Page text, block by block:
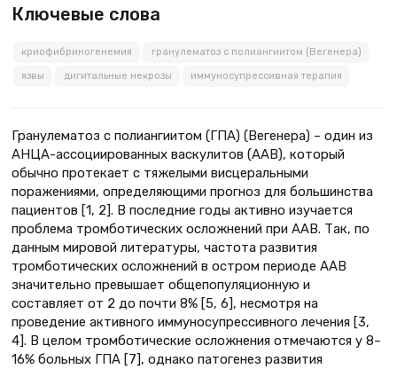
Ключевые слова
криофибриногенемия гранулематоз с полиангиитом (Вегенера)
язвы дигитальные некрозы иммуносупрессивная терапия
Гранулематоз с полиангиитом (ГПА) (Вегенера) – один из
АНЦА-ассоциированных васкулитов (ААВ), который
обычно протекает с тяжелыми висцеральными
поражениями, определяющими прогноз для большинства
пациентов [1, 2]. В последние годы активно изучается
проблема тромботических осложнений при ААВ. Так, по
данным мировой литературы, частота развития
тромботических осложнений в остром периоде ААВ
значительно превышает общепопуляционную и
составляет от 2 до почти 8% [5, 6], несмотря на
проведение активного иммуносупрессивного лечения [3,
4]. В целом тромботические осложнения отмечаются у 8–
16% больных ГПА [7], однако патогенез развития